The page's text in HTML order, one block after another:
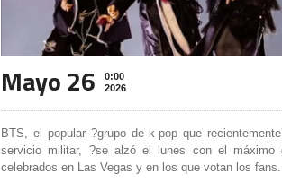
Mayo 26
0:00
2026
BTS, el popular ?grupo de k-pop que
servicio militar, ?se alzó el lunes con el máximo
celebrados en Las Vegas y en los que votan los fans.